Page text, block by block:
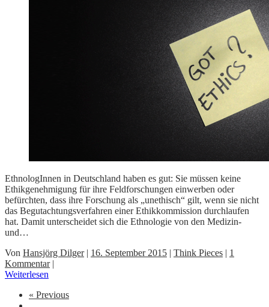
EthnologInnen in Deutschland haben es gut: Sie müssen keine
Ethikgenehmigung für ihre Feldforschungen einwerben oder
befürchten, dass ihre Forschung als „unethisch“ gilt, wenn sie nicht
das Begutachtungsverfahren einer Ethikkommission durchlaufen
hat. Damit unterscheidet sich die Ethnologie von den Medizin-
und…
Von Hansjörg Dilger| 16. September 2015 Think Pieces
1
Kommentar|
Weiterlesen
« Previous